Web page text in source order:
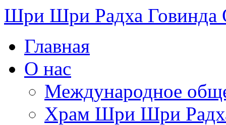
Шри Шри Радха Говинда
Главная
О нас
Международное
​Храм Шри Шри